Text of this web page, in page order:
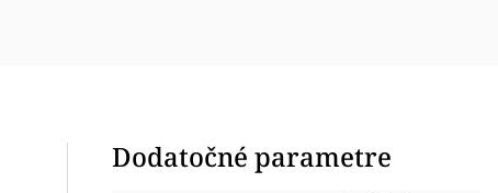
Dodatočné parametre